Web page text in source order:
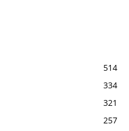
514
334
321
257